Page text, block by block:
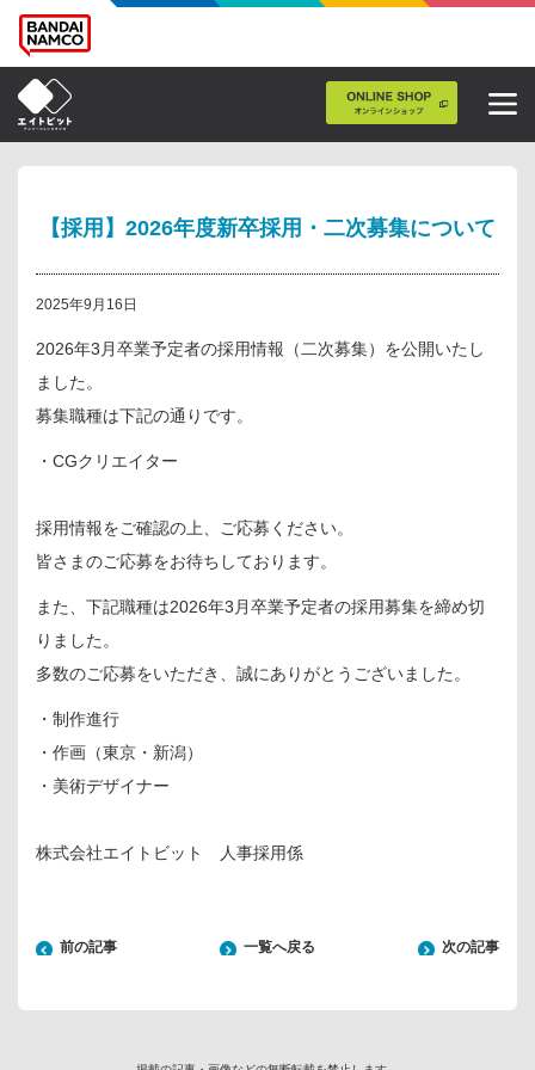
【採用】2026年度新卒採用・二次募集について
2025年9月16日
2026年3月卒業予定者の採用情報（二次募集）を公開いたし
ました。
募集職種は下記の通りです。
・CGクリエイター
採用情報をご確認の上、ご応募ください。
皆さまのご応募をお待ちしております。
また、下記職種は2026年3月卒業予定者の採用募集を締め切
りました。
多数のご応募をいただき、誠にありがとうございました。
・制作進行
・作画（東京・新潟）
・美術デザイナー
株式会社エイトビット 人事採用係
前の記事 一覧へ戻る 次の記事